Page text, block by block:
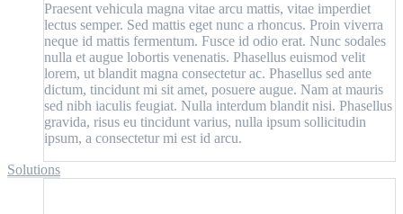
Praesent vehicula magna vitae arcu mattis, vitae imperdiet
lectus semper. Sed mattis eget nunc a rhoncus. Proin viverra
neque id mattis fermentum. Fusce id odio erat. Nunc sodales
nulla et augue lobortis venenatis. Phasellus euismod velit
lorem, ut blandit magna consectetur ac. Phasellus sed ante
dictum, tincidunt mi sit amet, posuere augue. Nam at mauris
sed nibh iaculis feugiat. Nulla interdum blandit nisi. Phasellus
gravida, risus eu tincidunt varius, nulla ipsum sollicitudin
ipsum, a consectetur mi est id arcu.
Solutions